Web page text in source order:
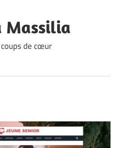
Massilia
de cœur